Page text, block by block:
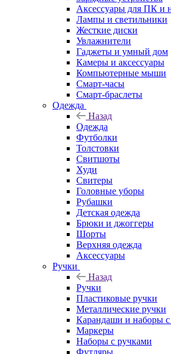
Аксессуары для ПК и
Лампы и светильники
Жесткие диски
Увлажнители
Гаджеты и умный дом
Камеры и аксессуары
Компьютерные мыши
Смарт-часы
Смарт-браслеты
Одежда
Назад
Одежда
Футболки
Толстовки
Свитшоты
Худи
Свитеры
Головные уборы
Рубашки
Детская одежда
Брюки и джоггеры
Шорты
Верхняя одежда
Аксессуары
Ручки
Назад
Ручки
Пластиковые ручки
Металлические ручки
Карандаши и наборы
Маркеры
Наборы с ручками
Футляры